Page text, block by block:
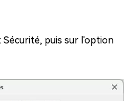
Sécurité, puis sur l'option